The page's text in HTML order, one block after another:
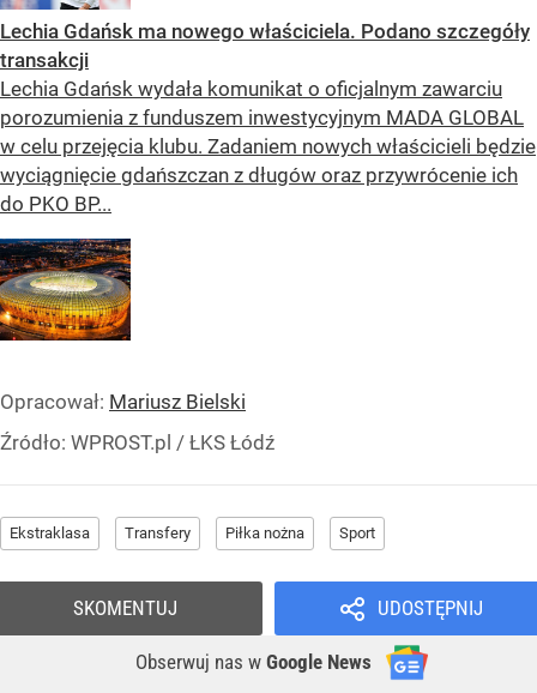
Lechia Gdańsk ma nowego właściciela. Podano szczegóły
transakcji
Lechia Gdańsk wydała komunikat o oficjalnym zawarciu
porozumienia z funduszem inwestycyjnym MADA GLOBAL
w celu przejęcia klubu. Zadaniem nowych właścicieli będzie
wyciągnięcie gdańszczan z długów oraz przywrócenie ich
do PKO BP...
Opracował: Mariusz Bielski
Źródło: WPROST.pl / ŁKS Łódź
Ekstraklasa Transfery Piłka nożna Sport
UDOSTĘPNIJ
Obserwuj nas w Google News
SKOMENTUJ